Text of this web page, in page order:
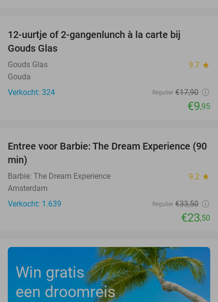
12-uurtje of 2-gangenlunch à la carte bij
Gouds Glas
Gouds Glas 9.7 star
Gouda
Verkocht: 324
Regulier €17,90
€9,95
30%
Entree voor Barbie: The Dream Experience (90
min)
Barbie: The Dream Experience 9.2 star
Amsterdam
Verkocht: 1.639
Regulier €33,50
€23,50
Win gratis
een droomreis